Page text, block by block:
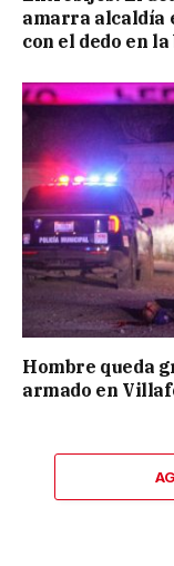
amarra alcaldía
con el dedo en la
Hombre queda
armado en